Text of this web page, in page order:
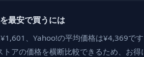
最安で買うには
、Yahoo!の平均価格は¥4,369で
トアの価格を横断比較できるため、お